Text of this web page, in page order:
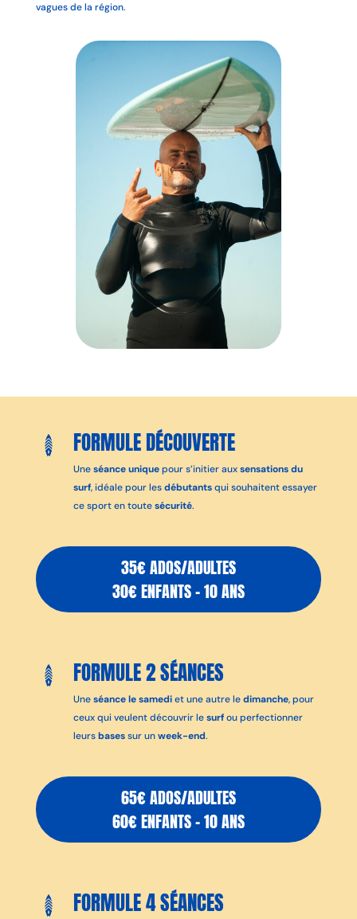
vagues de la région.
FORMULE DÉCOUVERTE
Uneséance uniquepour s’initier auxsensations du
surf, idéale pour lesdébutantsqui souhaitent essayer
ce sport en toutesécurité.
35€ ADOS/ADULTES
30€ ENFANTS – 10 ANS
FORMULE 2 SÉANCES
Uneséance le samediet une autre ledimanche, pour
ceux qui veulent découvrir lesurfou perfectionner
leursbasessur unweek-end.
65€ ADOS/ADULTES
60€ ENFANTS – 10 ANS
FORMULE 4 SÉANCES